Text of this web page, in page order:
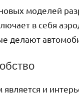
моделей
в себя
делают
и